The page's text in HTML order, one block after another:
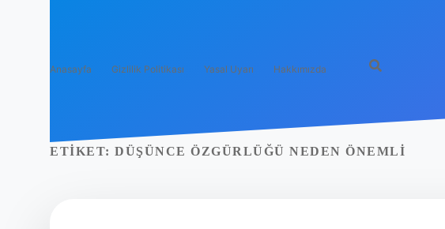
Anasayfa Gizlilik Politikası Yasal Uyarı Hakkımızda
ETIKET: DÜŞÜNCE ÖZGÜRLÜĞÜ NEDEN ÖNEMLI